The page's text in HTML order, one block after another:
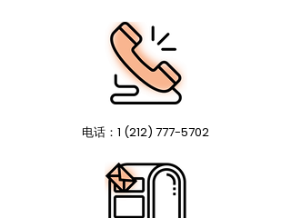
电话：1 (212) 777-5702